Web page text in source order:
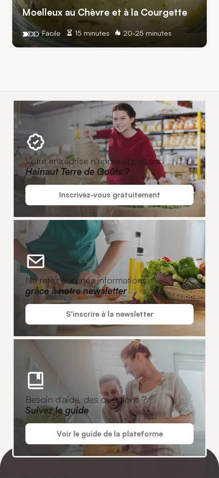
Moelleux au Chèvre et à la Courgette
15 minutes 20-25 minutes
Facile
Votre entreprise n'apparaît pas sur
Hainaut Terre de Goûts ?
Inscrivez-vous gratuitement
Ne ratez aucunes informations
grâce à notre newsletter
S'inscrire à la newsletter
Besoin d'aide, des questions ?
Suivez le guide
Voir le guide de la plateforme